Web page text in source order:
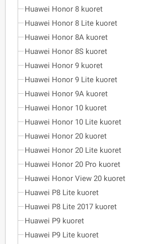
Huawei Honor 8 kuoret
Huawei Honor 8 Lite kuoret
Huawei Honor 8A kuoret
Huawei Honor 8S kuoret
Huawei Honor 9 kuoret
Huawei Honor 9 Lite kuoret
Huawei Honor 9A kuoret
Huawei Honor 10 kuoret
Huawei Honor 10 Lite kuoret
Huawei Honor 20 kuoret
Huawei Honor 20 Lite kuoret
Huawei Honor 20 Pro kuoret
Huawei Honor View 20 kuoret
Huawei P8 Lite kuoret
Huawei P8 Lite 2017 kuoret
Huawei P9 kuoret
Huawei P9 Lite kuoret